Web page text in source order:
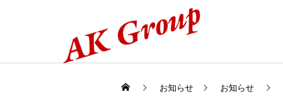
お知らせ お知らせ